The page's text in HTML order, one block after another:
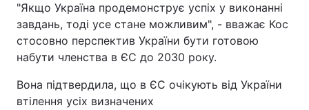
"Якщо Україна продемонструє успіх у виконанні
завдань, тоді усе стане можливим", - вважає Кос
стосовно перспектив України бути готовою
набути членства в ЄС до 2030 року.
Вона підтвердила, що в ЄС очікують від України
втілення усіх визначених